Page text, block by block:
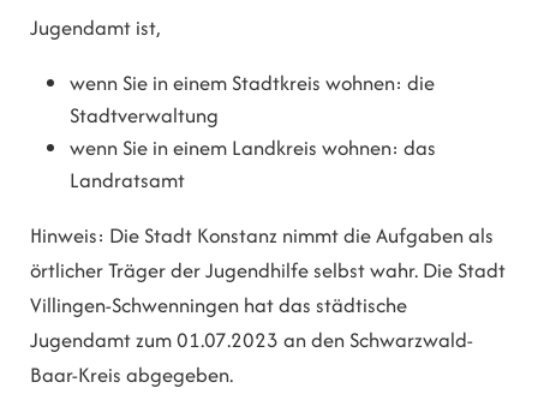
Jugendamt ist,
wenn Sie in einem Stadtkreis wohnen: die
Stadtverwaltung
wenn Sie in einem Landkreis wohnen: das
Landratsamt
Hinweis: Die Stadt Konstanz nimmt die Aufgaben als
örtlicher Träger der Jugendhilfe selbst wahr. Die Stadt
Villingen-Schwenningen hat das städtische
Jugendamt zum 01.07.2023 an den Schwarzwald-
Baar-Kreis abgegeben.